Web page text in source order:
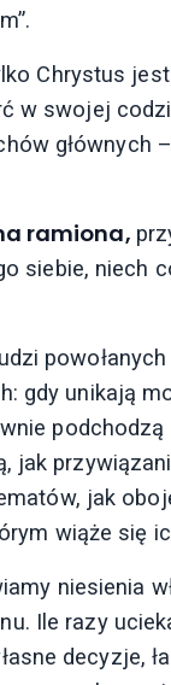
Chrystus
w swojej
głównych
ramiona,
siebie, niech
gdy unikają
jak
jak
wiąże się
niesienia
Ile razy
decyzje,